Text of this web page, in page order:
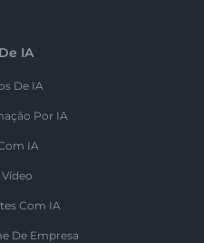
IA
De IA
Por IA
IA
Com IA
De Empresa